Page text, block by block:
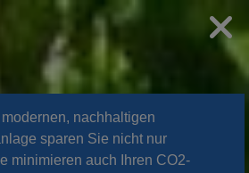
nachhaltigen
sparen Sie nicht nur
minimieren auch Ihren CO2-